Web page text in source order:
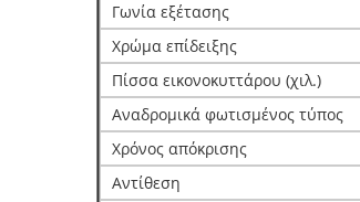
Γωνία εξέτασης
Χρώμα επίδειξης
Πίσσα εικονοκυττάρου (χιλ.)
Αναδρομικά φωτισμένος τύπος
Χρόνος απόκρισης
Αντίθεση